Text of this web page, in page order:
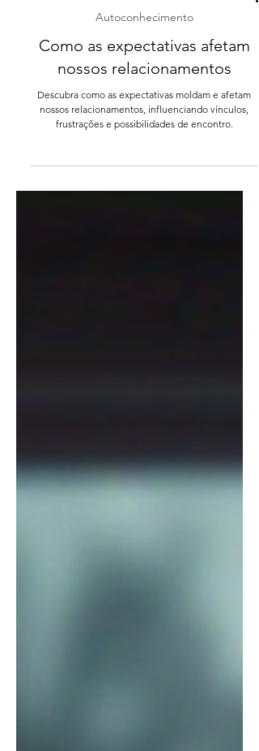
2 min de leitura
Autoconhecimento
Como as expectativas afetam
nossos relacionamentos
Descubra como as expectativas moldam e afetam
nossos relacionamentos, influenciando vínculos,